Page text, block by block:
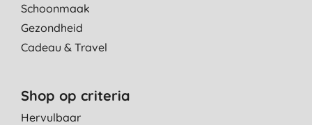
Schoonmaak
Gezondheid
Cadeau & Travel
Shop op criteria
Hervulbaar